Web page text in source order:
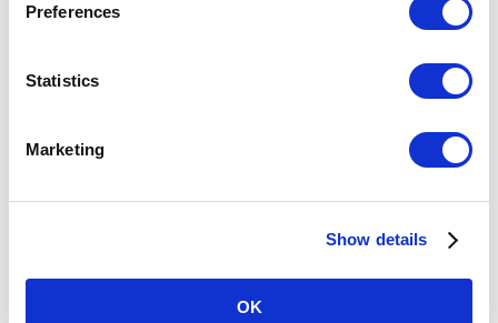
Preferences
Statistics
Marketing
Show details
OK
茗荷谷駅からの運賃・のりかえ検索
順位から除いております。